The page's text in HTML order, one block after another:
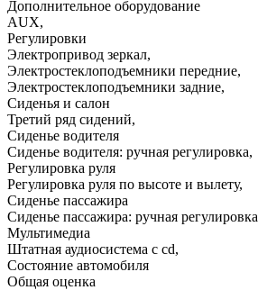
Дополнительное оборудование
AUX,
Регулировки
Электропривод зеркал,
Электростеклоподъемники передние,
Электростеклоподъемники задние,
Сиденья и салон
Третий ряд сидений,
Сиденье водителя
Сиденье водителя: ручная регулировка,
Регулировка руля
Регулировка руля по высоте и вылету,
Сиденье пассажира
Сиденье пассажира: ручная регулировка
Мультимедиа
Штатная аудиосистема с cd,
Состояние автомобиля
Общая оценка